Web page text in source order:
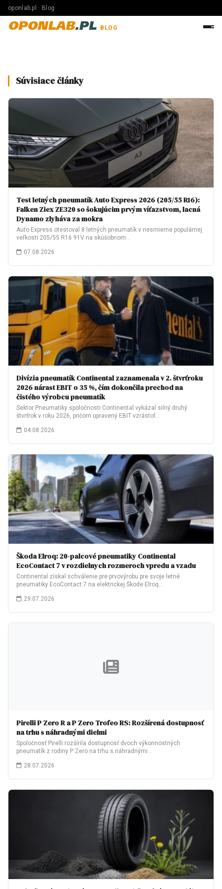
oponlab.pl · Blog
OPONLAB.PL BLOG
Súvisiace články
Test letných pneumatík Auto Express 2026 (205/55 R16):
Falken Ziex ZE320 so šokujúcim prvým víťazstvom, lacná
Dynamo zlyháva za mokra
Auto Express otestoval 8 letných pneumatík v nesmierne populárnej
veľkosti 205/55 R16 91V na skúšobnom…
07.08.2026
Divízia pneumatík Continental zaznamenala v 2. štvrťroku
2026 nárast EBIT o 35 %, čím dokončila prechod na
čistého výrobcu pneumatík
Sektor Pneumatiky spoločnosti Continental vykázal silný druhý
štvrťrok v roku 2026, pričom upravený EBIT vzrástol…
04.08.2026
Škoda Elroq: 20-palcové pneumatiky Continental
EcoContact 7 v rozdielnych rozmeroch vpredu a vzadu
Continental získal schválenie pre prvovýrobu pre svoje letné
pneumatiky EcoContact 7 na elektrickej Škode Elroq.…
29.07.2026
Pirelli P Zero R a P Zero Trofeo RS: Rozšírená dostupnosť
na trhu s náhradnými dielmi
Spoločnosť Pirelli rozšírila dostupnosť dvoch výkonnostných
pneumatík z rodiny P Zero na trhu s náhradnými…
28.07.2026